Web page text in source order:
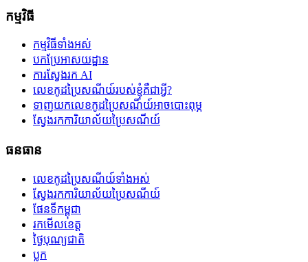
កម្មវិធី
កម្មវិធីទាំងអស់
បកប្រែអាសយដ្ឋាន
ការស្វែងរក AI
លេខកូដប្រៃសណីយ៍របស់ខ្ញុំគឺជាអ្វី?
ទាញយកលេខកូដប្រៃសណីយ៍អាចបោះពុម្ភ
ស្វែងរកការិយាល័យប្រៃសណីយ៍
ធនធាន
លេខកូដប្រៃសណីយ៍ទាំងអស់
ស្វែងរកការិយាល័យប្រៃសណីយ៍
ផែនទីកម្ពុជា
រកមើលខេត្ត
ថ្ងៃបុណ្យជាតិ
ប្លុក